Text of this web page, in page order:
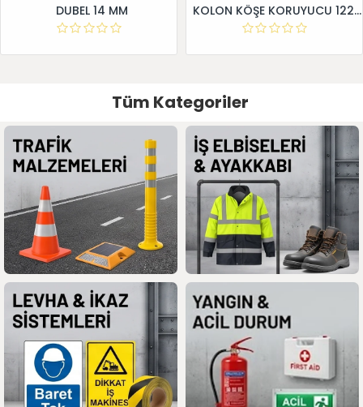
DUBEL 14 MM KOLON KÖŞE KORUYUCU 12295 UB R
Tüm Kategoriler